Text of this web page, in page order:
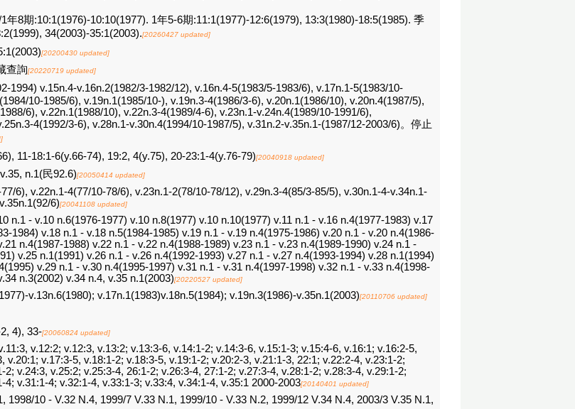
年8期:10:1(1976)-10:10(1977). 1年5-6期:11:1(1977)-12:6(1979), 13:3(1980)-18:5(1985). 季
34(2003)-35:1(2003).[20260427 updated]
[20200430 updated]
查詢[20220719 updated]
1994) v.15n.4-v.16n.2(1982/3-1982/12), v.16n.4-5(1983/5-1983/6), v.17n.1-5(1983/10-
10-1985/6), v.19n.1(1985/10-), v.19n.3-4(1986/3-6), v.20n.1(1986/10), v.20n.4(1987/5),
6), v.22n.1(1988/10), v.22n.3-4(1989/4-6), v.23n.1-v.24n.4(1989/10-1991/6),
4(1992/3-6), v.28n.1-v.30n.4(1994/10-1987/5), v.31n.2-v.35n.1-(1987/12-2003/6)。停止
11-18:1-6(y.66-74), 19:2, 4(y.75), 20-23:1-4(y.76-79)[20040918 updated]
n.1(民92.6)[20050414 updated]
6), v.22n.1-4(77/10-78/6), v.23n.1-2(78/10-78/12), v.29n.3-4(85/3-85/5), v.30n.1-4-v.34n.1-
6)[20041108 updated]
n.1 - v.10 n.6(1976-1977) v.10 n.8(1977) v.10 n.10(1977) v.11 n.1 - v.16 n.4(1977-1983) v.17
1984) v.18 n.1 - v.18 n.5(1984-1985) v.19 n.1 - v.19 n.4(1975-1986) v.20 n.1 - v.20 n.4(1986-
n.4(1987-1988) v.22 n.1 - v.22 n.4(1988-1989) v.23 n.1 - v.23 n.4(1989-1990) v.24 n.1 -
v.25 n.1(1991) v.26 n.1 - v.26 n.4(1992-1993) v.27 n.1 - v.27 n.4(1993-1994) v.28 n.1(1994)
v.29 n.1 - v.30 n.4(1995-1997) v.31 n.1 - v.31 n.4(1997-1998) v.32 n.1 - v.33 n.4(1998-
n.3(2002) v.34 n.4, v.35 n.1(2003)[20220527 updated]
v.13n.6(1980); v.17n.1(1983)v.18n.5(1984); v.19n.3(1986)-v.35n.1(2003)[20110706 updated]
4), 33-[20060824 updated]
v.12:2; v.12:3, v.13:2; v.13:3-6, v.14:1-2; v.14:3-6, v.15:1-3; v.15:4-6, v.16:1; v.16:2-5,
v.20:1; v.17:3-5, v.18:1-2; v.18:3-5, v.19:1-2; v.20:2-3, v.21:1-3, 22:1; v.22:2-4, v.23:1-2;
2; v.24:3, v.25:2; v.25:3-4, 26:1-2; v.26:3-4, 27:1-2; v.27:3-4, v.28:1-2; v.28:3-4, v.29:1-2;
4; v.31:1-4; v.32:1-4, v.33:1-3; v.33:4, v.34:1-4, v.35:1 2000-2003[20140401 updated]
1998/10 - V.32 N.4, 1999/7 V.33 N.1, 1999/10 - V.33 N.2, 1999/12 V.34 N.4, 2003/3 V.35 N.1,